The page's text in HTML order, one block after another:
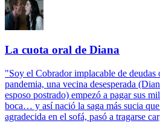
La cuota oral de Diana
"Soy el Cobrador implacable de deudas
pandemia, una vecina desesperada
esposo postrado) empezó a pagar sus
boca… y así nació la saga más sucia
agradecida en el sofá, pasó a tragarse